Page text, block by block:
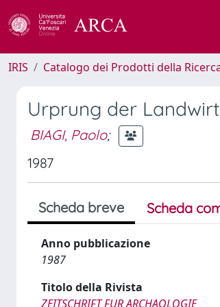
IRIS Catalogo dei Prodotti della
Urprung der
BIAGI, Paolo;
1987
Scheda breve Scheda
Anno pubblicazione
1987
Titolo della Rivista
ZEITSCHRIFT FUR ARCHAOLOGIE